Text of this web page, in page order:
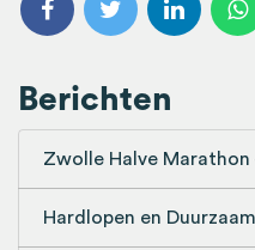
Berichten
Zwolle Halve Marathon
Hardlopen en